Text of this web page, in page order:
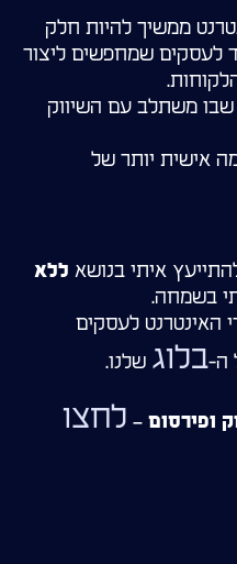
ממשיך להיות חלק
לעסקים שמחפשים ליצור
שבו משתלב עם השיווק
אישית יותר של
איתי בנושא ללא
בשמחה.
האינטרנט לעסקים
ה-בלוג שלנו.
ופירסום – לחצו